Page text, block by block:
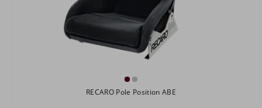
RECARO Pole Position ABE